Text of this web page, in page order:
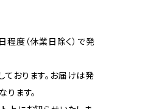
程度（休業日除く）で発
おります。お届けは発
ます。